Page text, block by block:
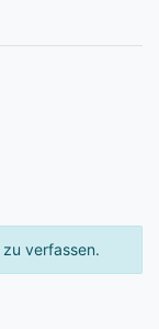
verfassen.